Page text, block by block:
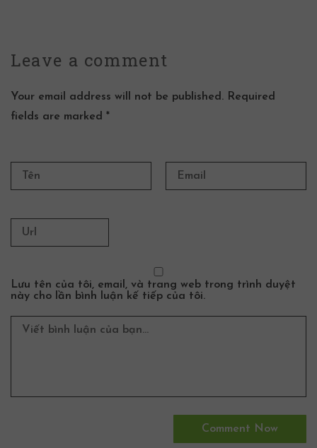
Leave a comment
Your email address will not be published. Required
fields are marked *
Lưu tên của tôi, email, và trang web trong trình duyệt
này cho lần bình luận kế tiếp của tôi.